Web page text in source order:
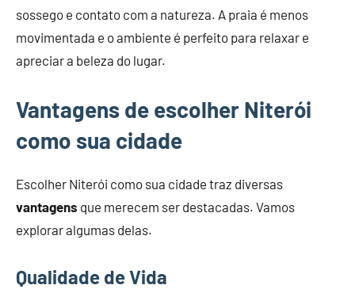
sossego e contato com a natureza. A praia é menos
movimentada e o ambiente é perfeito para relaxar e
apreciar a beleza do lugar.
Vantagens de escolher Niterói
como sua cidade
Escolher Niterói como sua cidade traz diversas
vantagens que merecem ser destacadas. Vamos
explorar algumas delas.
Qualidade de Vida